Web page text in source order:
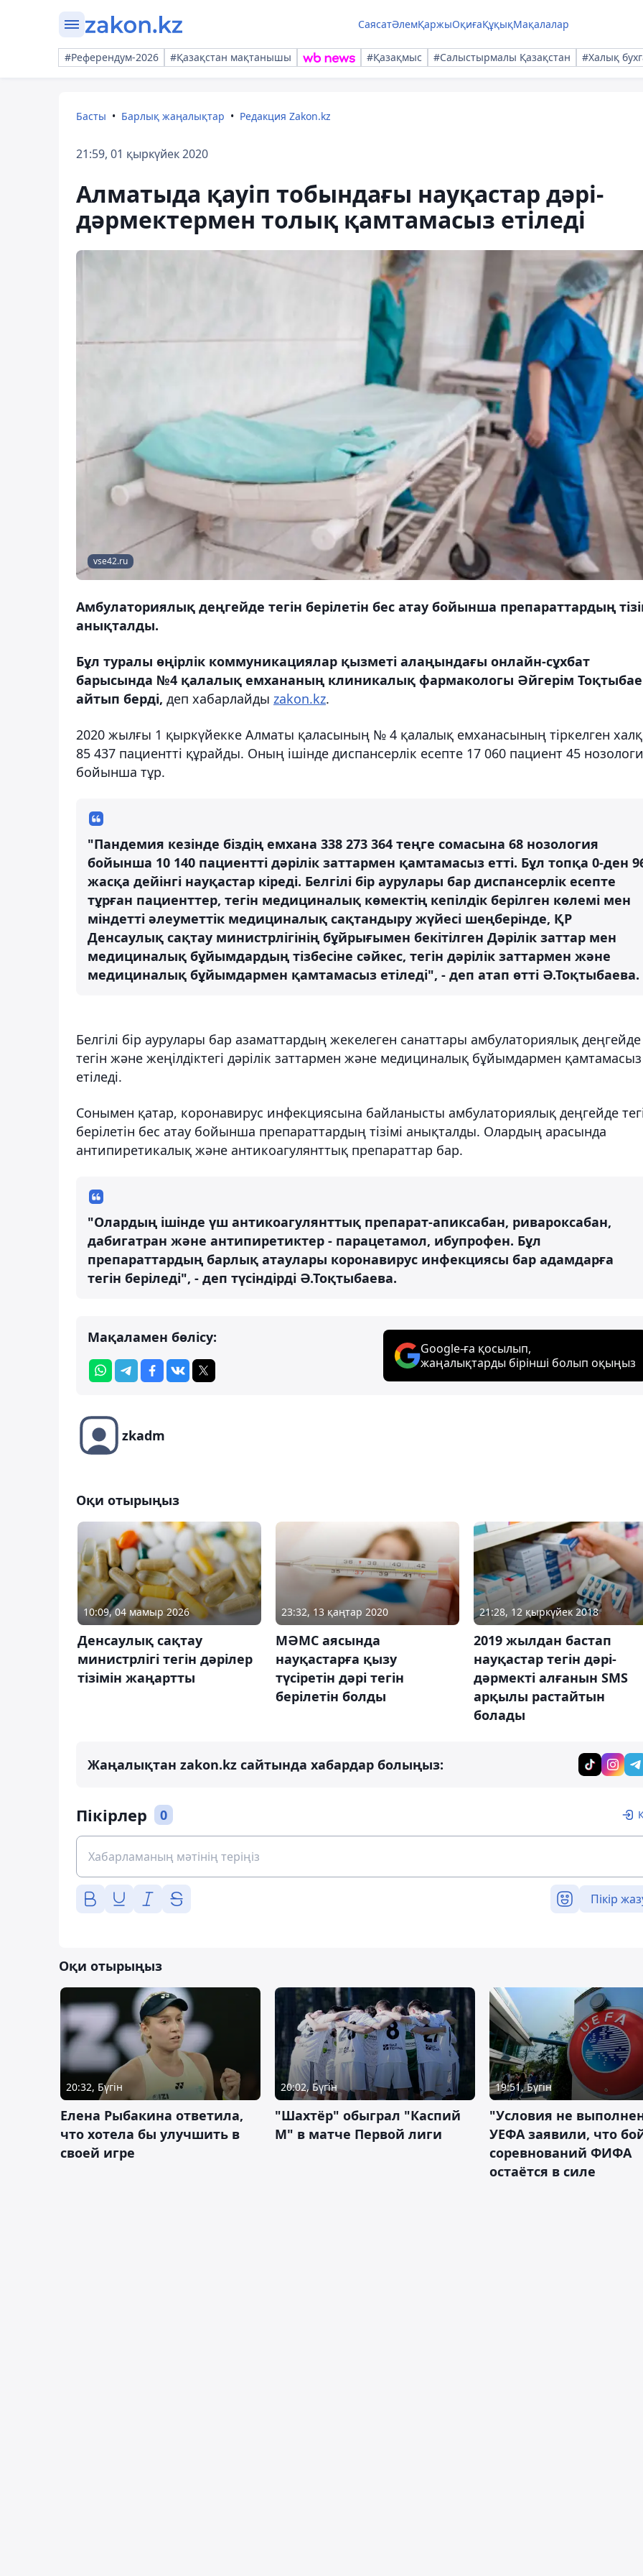
СаясатӘлемҚаржыОқиғаҚұқықМақалалар
#Референдум-2026 #Қазақстан мақтанышы #Қазақмыс #Салыстырмалы Қазақстан #Халық
Басты Барлық жаңалықтар Редакция Zakon.kz
21:59, 01 қыркүйек 2020
Алматыда қауіп тобындағы науқастар дәрі-
дәрмектермен толық қамтамасыз етіледі
vse42.ru
Амбулаториялық деңгейде тегін берілетін бес атау бойынша препараттардың
анықталды.
Бұл туралы өңірлік коммуникациялар қызметі алаңындағы онлайн-сұхбат
барысында №4 қалалық емхананың клиникалық фармакологы Әйгерім
айтып берді, деп хабарлайды zakon.kz.
2020 жылғы 1 қыркүйекке Алматы қаласының № 4 қалалық емханасының тіркелген
85 437 пациентті құрайды. Оның ішінде диспансерлік есепте 17 060 пациент 45
бойынша тұр.
"Пандемия кезінде біздің емхана 338 273 364 теңге сомасына 68 нозология
бойынша 10 140 пациентті дәрілік заттармен қамтамасыз етті. Бұл топқа 0-ден
жасқа дейінгі науқастар кіреді. Белгілі бір аурулары бар диспансерлік есепте
тұрған пациенттер, тегін медициналық көмектің кепілдік берілген көлемі мен
міндетті әлеуметтік медициналық сақтандыру жүйесі шеңберінде, ҚР
Денсаулық сақтау министрлігінің бұйрығымен бекітілген Дәрілік заттар мен
медициналық бұйымдардың тізбесіне сәйкес, тегін дәрілік заттармен және
медициналық бұйымдармен қамтамасыз етіледі", - деп атап өтті Ә.Тоқтыбаева.
Белгілі бір аурулары бар азаматтардың жекелеген санаттары амбулаториялық деңгейде
тегін және жеңілдіктегі дәрілік заттармен және медициналық бұйымдармен қамтамасыз
етіледі.
Сонымен қатар, коронавирус инфекциясына байланысты амбулаториялық деңгейде
берілетін бес атау бойынша препараттардың тізімі анықталды. Олардың арасында
антипиретикалық және антикоагулянттық препараттар бар.
"Олардың ішінде үш антикоагулянттық препарат-апиксабан, ривароксабан,
дабигатран және антипиретиктер - парацетамол, ибупрофен. Бұл
препараттардың барлық атаулары коронавирус инфекциясы бар адамдарға
тегін беріледі", - деп түсіндірді Ә.Тоқтыбаева.
Мақаламен бөлісу:
Google-ға қосылып,
жаңалықтарды бірінші болып оқыңыз
zkadm
Оқи отырыңыз
10:09, 04 мамыр 2026
Денсаулық сақтау
министрлігі тегін дәрілер
тізімін жаңартты
23:32, 13 қаңтар 2020
МӘМС аясында
науқастарға қызу
түсіретін дәрі тегін
берілетін болды
21:28, 12 қыркүйек 2018
2019 жылдан бастап
науқастар тегін дәрі-
дәрмекті алғанын SMS
арқылы растайтын
болады
Жаңалықтан zakon.kz сайтында хабардар болыңыз:
Пікірлер 0
Пікір
Оқи отырыңыз
20:32, Бүгін
Елена Рыбакина ответила,
что хотела бы улучшить в
своей игре
20:02, Бүгін
"Шахтёр" обыграл "Каспий
М" в матче Первой лиги
19:51, Бүгін
"Условия не
УЕФА заявили, что
соревнований ФИФА
остаётся в силе